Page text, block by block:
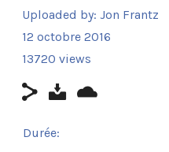
Uploaded by: Jon Frantz
12 octobre 2016
13720 views
Durée: